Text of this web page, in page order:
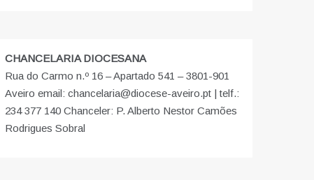
CHANCELARIA DIOCESANA
Rua do Carmo n.º 16 – Apartado 541 – 3801-901
Aveiro email: chancelaria@diocese-aveiro.pt | telf.:
234 377 140 Chanceler: P. Alberto Nestor Camões
Rodrigues Sobral